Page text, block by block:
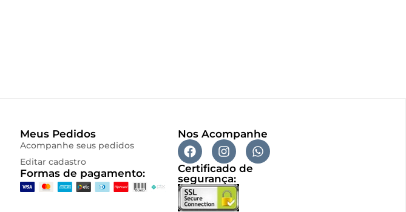
Meus Pedidos
Acompanhe seus pedidos
Editar cadastro
Formas de pagamento:
Nos Acompanhe
Certificado de
segurança: